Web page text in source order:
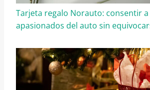
Tarjeta regalo Norauto: consentir a
apasionados del auto sin